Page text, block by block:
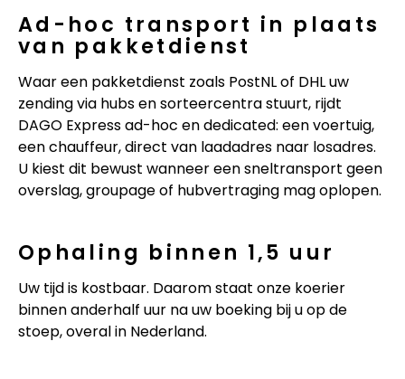
Ad-hoc transport in plaats
van pakketdienst
Waar een pakketdienst zoals PostNL of DHL uw
zending via hubs en sorteercentra stuurt, rijdt
DAGO Express ad-hoc en dedicated: een voertuig,
een chauffeur, direct van laadadres naar losadres.
U kiest dit bewust wanneer een sneltransport geen
overslag, groupage of hubvertraging mag oplopen.
Ophaling binnen 1,5 uur
Uw tijd is kostbaar. Daarom staat onze koerier
binnen anderhalf uur na uw boeking bij u op de
stoep, overal in Nederland.